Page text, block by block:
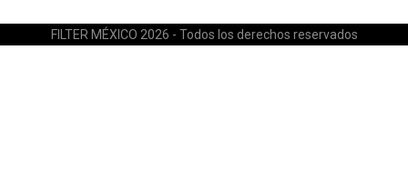
FILTER MÉXICO 2026 - Todos los derechos reservados